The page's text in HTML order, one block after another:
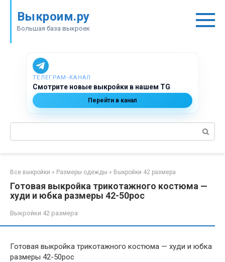
контенту
Выкроим.ру
Большая база выкроек
ТЕЛЕГРАМ‑КАНАЛ
Смотрите новые выкройки в нашем TG
Перейти в канал
Поиск:
Все выкройки » Размеры одежды » Выкройки 42 размера
Готовая выкройка трикотажного костюма —
худи и юбка размеры 42-50рос
Выкройки 42 размера
Готовая выкройка трикотажного костюма — худи и юбка
размеры 42-50рос